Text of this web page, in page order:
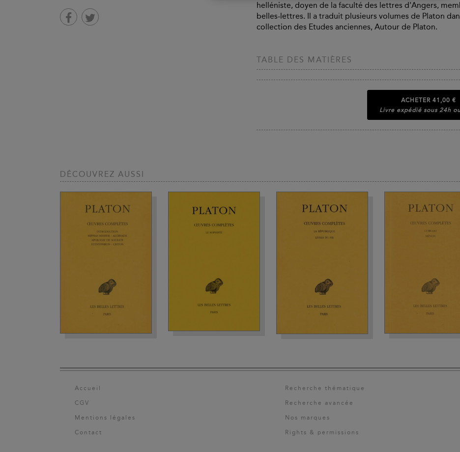
helléniste, doyen de la faculté des lettres d'Angers,
belles-lettres. Il a traduit plusieurs volumes de Platon
collection des Etudes anciennes, Autour de Platon.
TABLE DES MATIÈRES
ACHETER 41,00 €
Livre expédié sous 24h
DÉCOUVREZ AUSSI
Accueil
CGV
Mentions légales
Contact
Recherche thématique
Recherche avancée
Nos marques
Rights & permissions